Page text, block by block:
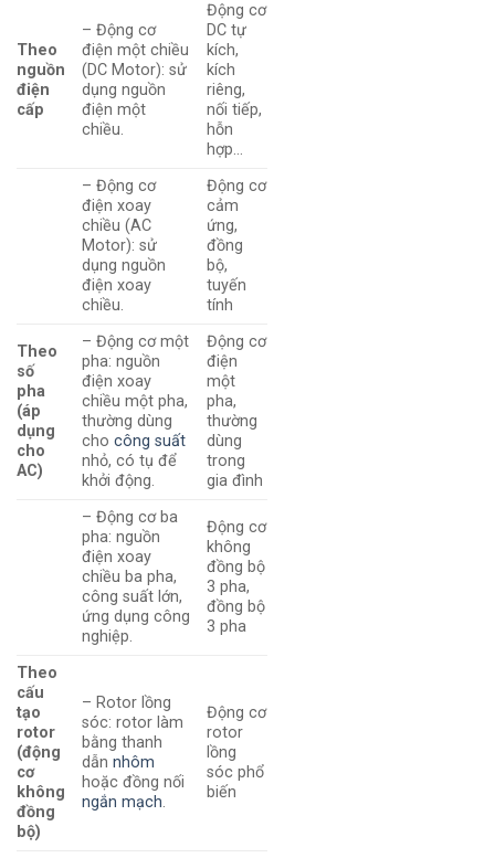
Theo
nguồn
điện
cấp
– Động cơ
điện một chiều
(DC Motor): sử
dụng nguồn
điện một
chiều.
Động cơ
DC tự
kích,
kích
riêng,
nối tiếp,
hỗn
hợp…
– Động cơ
điện xoay
chiều (AC
Motor): sử
dụng nguồn
điện xoay
chiều.
Động cơ
cảm
ứng,
đồng
bộ,
tuyến
tính
Theo
số
pha
(áp
dụng
cho
AC)
– Động cơ một
pha: nguồn
điện xoay
chiều một pha,
thường dùng
chocông suất
nhỏ, có tụ để
khởi động.
Động cơ
điện
một
pha,
thường
dùng
trong
gia đình
– Động cơ ba
pha: nguồn
điện xoay
chiều ba pha,
công suất lớn,
ứng dụng công
nghiệp.
Động cơ
không
đồng bộ
3 pha,
đồng bộ
3 pha
Theo
cấu
tạo
rotor
(động
cơ
không
đồng
bộ)
– Rotor lồng
sóc: rotor làm
bằng thanh
dẫnnhôm
hoặc đồng nối
ngắn mạch.
Động cơ
rotor
lồng
sóc phổ
biến